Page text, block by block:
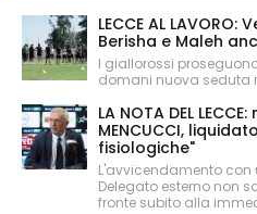
LECCE AL
Berisha e Maleh
I giallorossi
domani nuova seduta
LA NOTA DEL
MENCUCCI,
fisiologiche"
L'avvicendamento con
Delegato esterno non
fronte subito alla